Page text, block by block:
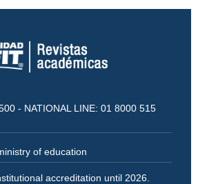
- NATIONAL LINE: 01 8000 515
of education
accreditation until 2026.